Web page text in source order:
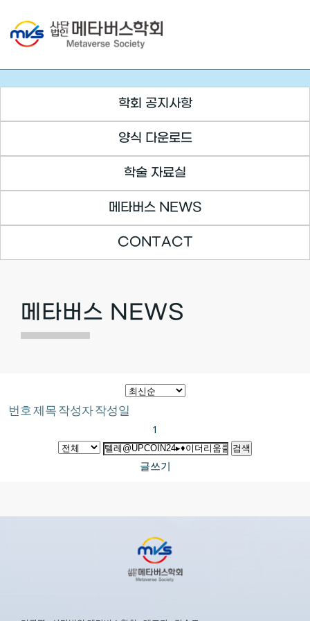
to
content
학회 공지사항
양식 다운로드
학술 자료실
메타버스 NEWS
CONTACT
메타버스 NEWS
번호제목작성자작성일
1
검색
글쓰기